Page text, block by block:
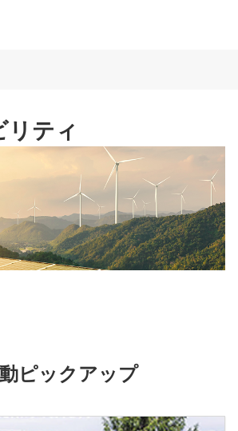
リティ
ピックアップ